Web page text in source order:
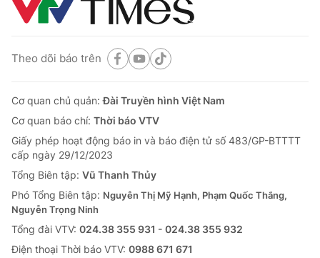
Theo dõi báo trên
Cơ quan chủ quản:Đài Truyền hình Việt Nam
Cơ quan báo chí: Thời báo VTV
Giấy phép hoạt động báo in và báo điện tử số 483/GP-BTTTT
cấp ngày 29/12/2023
Tổng Biên tập: Vũ Thanh Thủy
Phó Tổng Biên tập: Nguyễn Thị Mỹ Hạnh, Phạm Quốc Thắng,
Nguyễn Trọng Ninh
Tổng đài VTV: 024.38 355 931 - 024.38 355 932
Ðiện thoại Thời báo VTV: 0988 671 671